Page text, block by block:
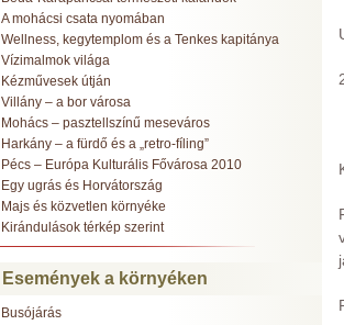
A mohácsi csata nyomában
Wellness, kegytemplom és a Tenkes kapitánya
Vízimalmok világa
Kézművesek útján
Villány – a bor városa
Mohács – pasztellszínű meseváros
Harkány – a fürdő és a „retro-fíling”
Pécs – Európa Kulturális Fővárosa 2010
Egy ugrás és Horvátország
Majs és közvetlen környéke
Kirándulások térkép szerint
Események a környéken
Busójárás